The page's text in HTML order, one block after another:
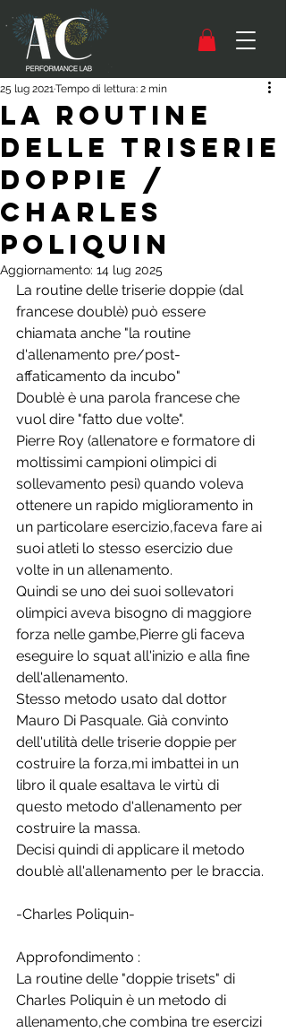
La routine
delle triserie
doppie /
Charles
Poliquin
25 lug 2021Tempo di lettura: 2 min
Aggiornamento: 14 lug 2025
La routine delle triserie doppie (dal
francese doublè) può essere
chiamata anche "la routine
d'allenamento pre/post-
affaticamento da incubo"
Doublè è una parola francese che
vuol dire "fatto due volte".
Pierre Roy (allenatore e formatore di
moltissimi campioni olimpici di
sollevamento pesi) quando voleva
ottenere un rapido miglioramento in
un particolare esercizio,faceva fare ai
suoi atleti lo stesso esercizio due
volte in un allenamento.
Quindi se uno dei suoi sollevatori
olimpici aveva bisogno di maggiore
forza nelle gambe,Pierre gli faceva
eseguire lo squat all'inizio e alla fine
dell'allenamento.
Stesso metodo usato dal dottor
Mauro Di Pasquale. Già convinto
dell'utilità delle triserie doppie per
costruire la forza,mi imbattei in un
libro il quale esaltava le virtù di
questo metodo d'allenamento per
costruire la massa.
Decisi quindi di applicare il metodo
doublè all'allenamento per le braccia.
-Charles Poliquin-
Approfondimento :
La routine delle "doppie trisets" di
Charles Poliquin è un metodo di
allenamento,che combina tre esercizi